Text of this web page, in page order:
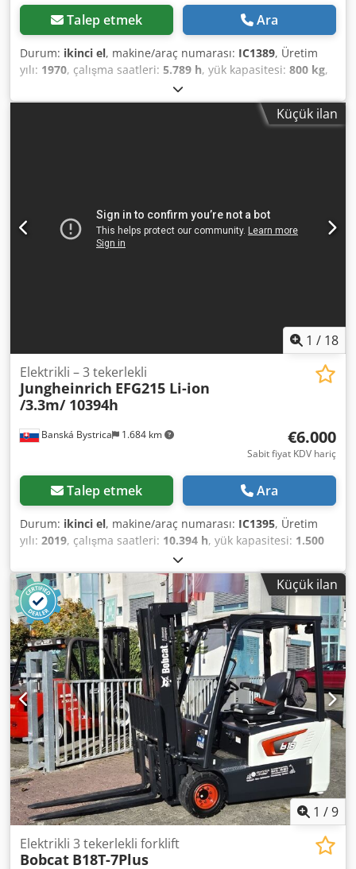
Talep etmek Ara
Durum: ikinci el, makine/araç numarası: IC1389, Üretim
yılı: 1970, çalışma saatleri: 5.789 h, yük kapasitesi: 800 kg,
3.300 mm, yakıt türü:
tipi:simpleks, 5159700 Seri Numarası: 21502 Crodpfxjy Tr
Küçük ilan
1 / 18
Banská Bystrica 1.684 km
Elektrikli – 3 tekerlekli
Jungheinrich EFG215 Li-ion
/3.3m/ 10394h
€6.000
Sabit fiyat KDV hariç
Talep etmek Ara
Durum: ikinci el, makine/araç numarası: IC1395, Üretim
yılı: 2019, çalışma saatleri: 10.394 h, yük kapasitesi: 1.500
3.300 mm
direk tipi:simpleks, inşaat yüksekliği:2.210 mm, batarya
voltajı:48 V, 5153731 Crodpfxoy Rwcds Abpof Seri
Numarası: FN611162 Akü Özellikleri: 48V 460Ah
Uluslararası nakliye mümkündür/Uluslararası teslimat
yapılabilir.
Küçük ilan
1 /9
Elektrikli 3 tekerlekli forklift
Bobcat B18T-7Plus